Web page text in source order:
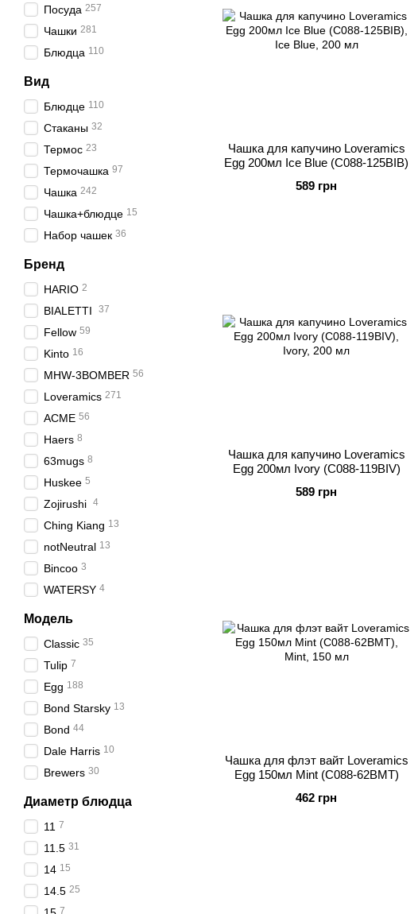
Чашка для капучино Loveramics
Egg 200мл Ice Blue (C088-125BIB)
589 грн
Чашка для капучино Loveramics
Egg 200мл Ivory (C088-119BIV)
589 грн
Чашка для флэт вайт Loveramics
Egg 150мл Mint (C088-62BMT)
462 грн
Посуда 257
Чашки 281
Блюдца 110
Вид
Блюдце 110
Стаканы 32
Термос 23
Термочашка 97
Чашка 242
Чашка+блюдце 15
Набор чашек 36
Бренд
HARIO 2
BIALETTI 37
Fellow 59
Kinto 16
MHW-3BOMBER 56
Loveramics 271
ACME 56
Haers 8
63mugs 8
Huskee 5
Zojirushi 4
Ching Kiang 13
notNeutral 13
Bincoo 3
WATERSY 4
Модель
Classic 35
Tulip 7
Egg 188
Bond Starsky 13
Bond 44
Dale Harris 10
Brewers 30
Диаметр блюдца
11 7
11.5 31
14 15
14.5 25
7